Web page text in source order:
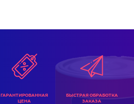
ГАРАНТИРОВАННАЯ
ЦЕНА
БЫСТРАЯ ОБРАБОТКА
ЗАКАЗА